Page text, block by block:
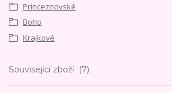
Princeznovské
Boho
Krajkové
Související zboží 7